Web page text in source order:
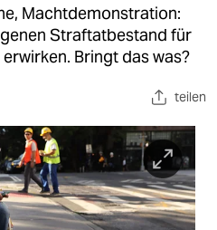
Machtdemonstration:
Straftatbestand für
Bringt das was?
teilen